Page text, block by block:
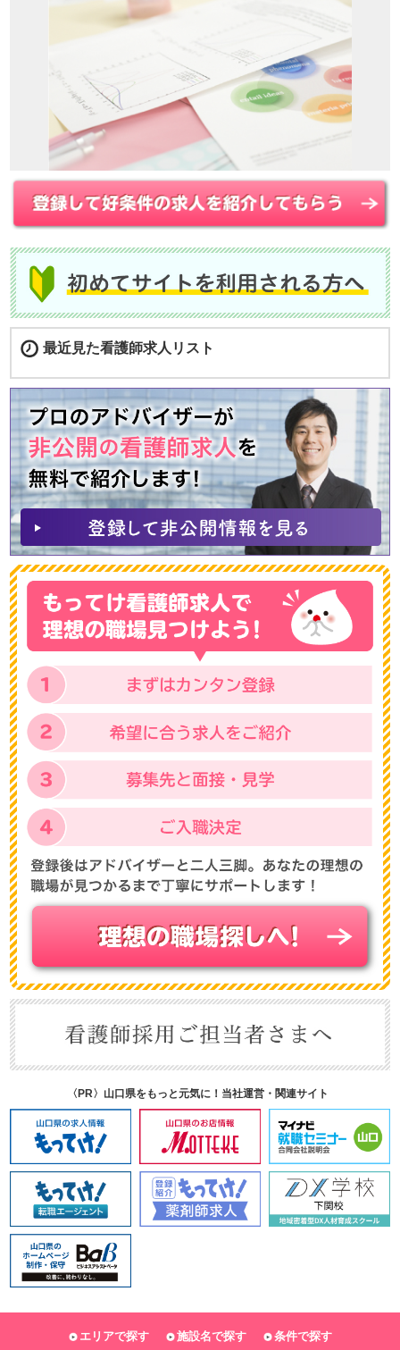
最近見た看護師求人リスト
〈PR〉山口県をもっと元気に！当社運営・関連サイト
エリアで探す 施設名で探す 条件で探す